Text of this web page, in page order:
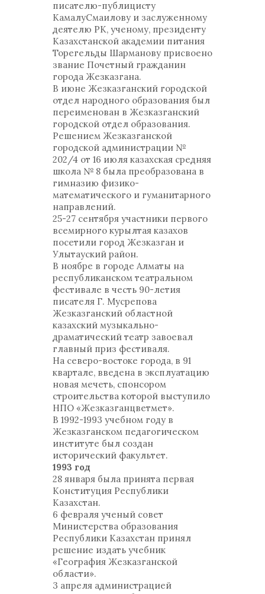
писателю-публицисту
КамалуСмаилову и заслуженному
деятелю РК, ученому, президенту
Казахстанской академии питания
Торегельды Шарманову присвоено
звание Почетный гражданин
города Жезказгана.
В июне Жезказганский городской
отдел народного образования был
переименован в Жезказганский
городской отдел образования.
Решением Жезказганской
городской администрации №
202/4 от 16 июля казахская средняя
школа № 8 была преобразована в
гимназию физико-
математического и гуманитарного
направлений.
25-27 сентября участники первого
всемирного курылтая казахов
посетили город Жезказган и
Улытауский район.
В ноябре в городе Алматы на
республиканском театральном
фестивале в честь 90-летия
писателя Г. Мусрепова
Жезказганский областной
казахский музыкально-
драматический театр завоевал
главный приз фестиваля.
На северо-востоке города, в 91
квартале, введена в эксплуатацию
новая мечеть, спонсором
строительства которой выступило
НПО «Жезказганцветмет».
В 1992-1993 учебном году в
Жезказганском педагогическом
институте был создан
исторический факультет.
1993 год
28 января была принята первая
Конституция Республики
Казахстан.
6 февраля ученый совет
Министерства образования
Республики Казахстан принял
решение издать учебник
«География Жезказганской
области».
3 апреля администрацией